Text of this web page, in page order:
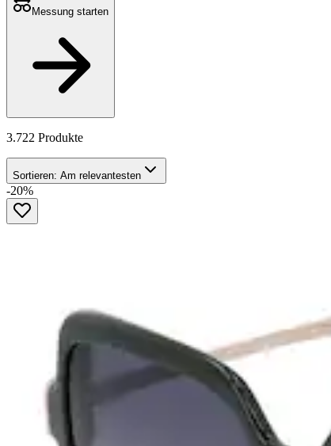
Messung starten
3.722 Produkte
Sortieren: Am relevantesten
-20%